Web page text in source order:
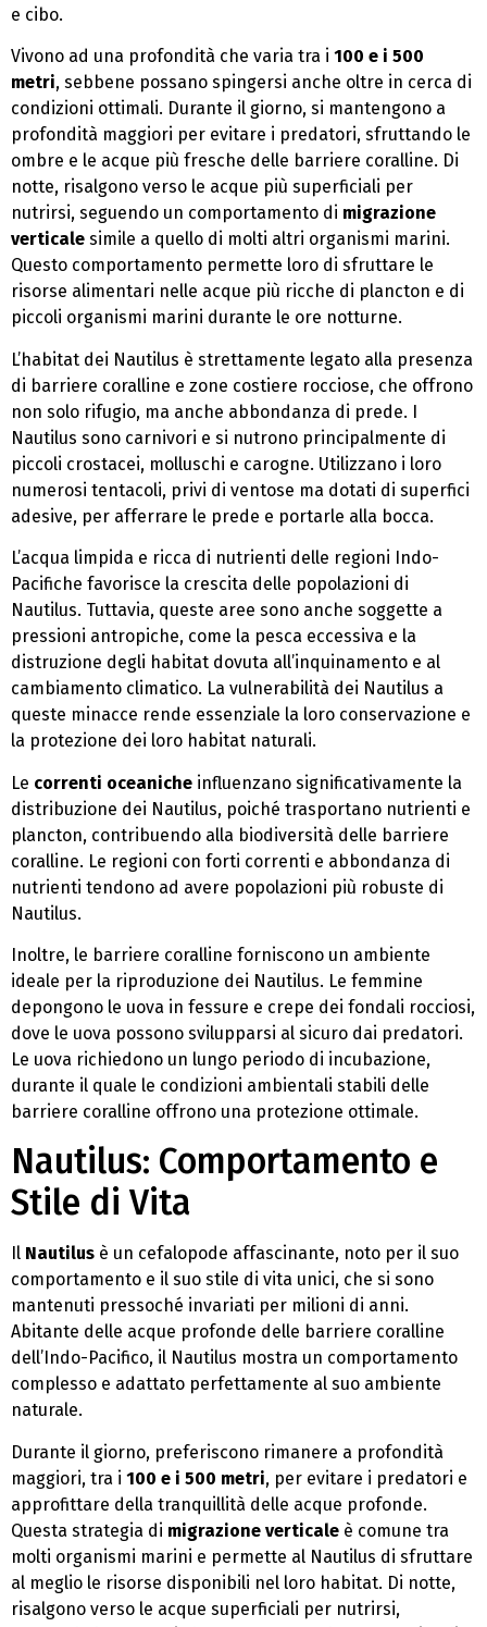
e cibo.
Vivono ad una profondità che varia tra i 100 e i 500
metri, sebbene possano spingersi anche oltre in cerca di
condizioni ottimali. Durante il giorno, si mantengono a
profondità maggiori per evitare i predatori, sfruttando le
ombre e le acque più fresche delle barriere coralline. Di
notte, risalgono verso le acque più superficiali per
nutrirsi, seguendo un comportamento di migrazione
verticale simile a quello di molti altri organismi marini.
Questo comportamento permette loro di sfruttare le
risorse alimentari nelle acque più ricche di plancton e di
piccoli organismi marini durante le ore notturne.
L’habitat dei Nautilus è strettamente legato alla presenza
di barriere coralline e zone costiere rocciose, che offrono
non solo rifugio, ma anche abbondanza di prede. I
Nautilus sono carnivori e si nutrono principalmente di
piccoli crostacei, molluschi e carogne. Utilizzano i loro
numerosi tentacoli, privi di ventose ma dotati di superfici
adesive, per afferrare le prede e portarle alla bocca.
L’acqua limpida e ricca di nutrienti delle regioni Indo-
Pacifiche favorisce la crescita delle popolazioni di
Nautilus. Tuttavia, queste aree sono anche soggette a
pressioni antropiche, come la pesca eccessiva e la
distruzione degli habitat dovuta all’inquinamento e al
cambiamento climatico. La vulnerabilità dei Nautilus a
queste minacce rende essenziale la loro conservazione e
la protezione dei loro habitat naturali.
Le correnti oceaniche influenzano significativamente la
distribuzione dei Nautilus, poiché trasportano nutrienti e
plancton, contribuendo alla biodiversità delle barriere
coralline. Le regioni con forti correnti e abbondanza di
nutrienti tendono ad avere popolazioni più robuste di
Nautilus.
Inoltre, le barriere coralline forniscono un ambiente
ideale per la riproduzione dei Nautilus. Le femmine
depongono le uova in fessure e crepe dei fondali rocciosi,
dove le uova possono svilupparsi al sicuro dai predatori.
Le uova richiedono un lungo periodo di incubazione,
durante il quale le condizioni ambientali stabili delle
barriere coralline offrono una protezione ottimale.
Nautilus: Comportamento e
Stile di Vita
Il Nautilus è un cefalopode affascinante, noto per il suo
comportamento e il suo stile di vita unici, che si sono
mantenuti pressoché invariati per milioni di anni.
Abitante delle acque profonde delle barriere coralline
dell’Indo-Pacifico, il Nautilus mostra un comportamento
complesso e adattato perfettamente al suo ambiente
naturale.
Durante il giorno, preferiscono rimanere a profondità
maggiori, tra i 100 e i 500 metri, per evitare i predatori e
approfittare della tranquillità delle acque profonde.
Questa strategia di migrazione verticale è comune tra
molti organismi marini e permette al Nautilus di sfruttare
al meglio le risorse disponibili nel loro habitat. Di notte,
risalgono verso le acque superficiali per nutrirsi,